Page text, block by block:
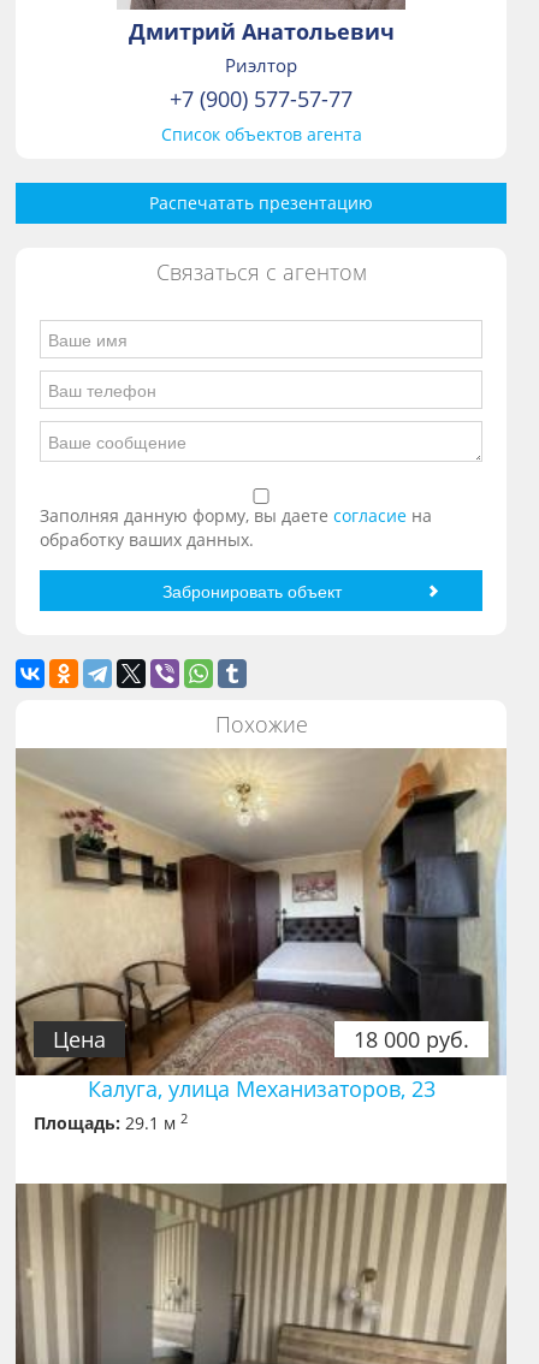
Дмитрий Анатольевич
Риэлтор
+7 (900) 577-57-77
Список объектов агента
Распечатать презентацию
Связаться с агентом
Заполняя данную форму, вы даетесогласие на
обработку ваших данных.
Похожие
18 000 руб.
Цена
Калуга, улица Механизаторов, 23
Площадь: 29.1 м2